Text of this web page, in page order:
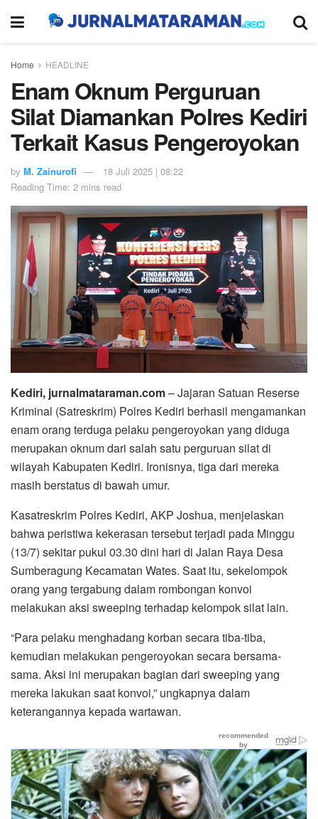
Home HEADLINE
Enam Oknum Perguruan
Silat Diamankan Polres Kediri
Terkait Kasus Pengeroyokan
by M. Zainurofi
18 Juli 2025 | 08:22
Reading Time: 2 mins read
Kediri, jurnalmataraman.com– Jajaran Satuan Reserse
Kriminal (Satreskrim) Polres Kediri berhasil mengamankan
enam orang terduga pelaku pengeroyokan yang diduga
merupakan oknum dari salah satu perguruan silat di
wilayah Kabupaten Kediri. Ironisnya, tiga dari mereka
masih berstatus di bawah umur.
Kasatreskrim Polres Kediri, AKP Joshua, menjelaskan
bahwa peristiwa kekerasan tersebut terjadi pada Minggu
(13/7) sekitar pukul 03.30 dini hari di Jalan Raya Desa
Sumberagung Kecamatan Wates. Saat itu, sekelompok
orang yang tergabung dalam rombongan konvoi
melakukan aksi sweeping terhadap kelompok silat lain.
“Para pelaku menghadang korban secara tiba-tiba,
kemudian melakukan pengeroyokan secara bersama-
sama. Aksi ini merupakan bagian dari sweeping yang
mereka lakukan saat konvoi,” ungkapnya dalam
keterangannya kepada wartawan.